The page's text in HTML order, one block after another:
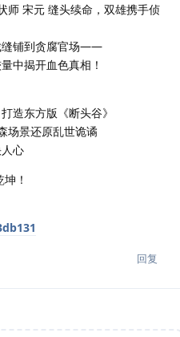
师 宋元 缝头续命，双雄携手侦
缝铺到贪腐官场——
中揭开血色真相！
造东方版《断头谷》
场景还原乱世诡谲
心
！
回复